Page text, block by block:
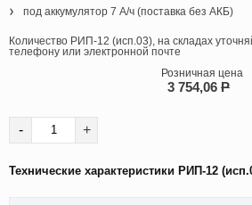
под аккумулятор 7 А/ч (поставка без АКБ)
Количество РИП-12 (исп.03), на складах
телефону или электронной почте
Розничная цена
3 754,06 P
- +
Технические характеристики РИП-12